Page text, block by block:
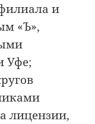
и
«Ъ»,
Уфе;
лицензии,